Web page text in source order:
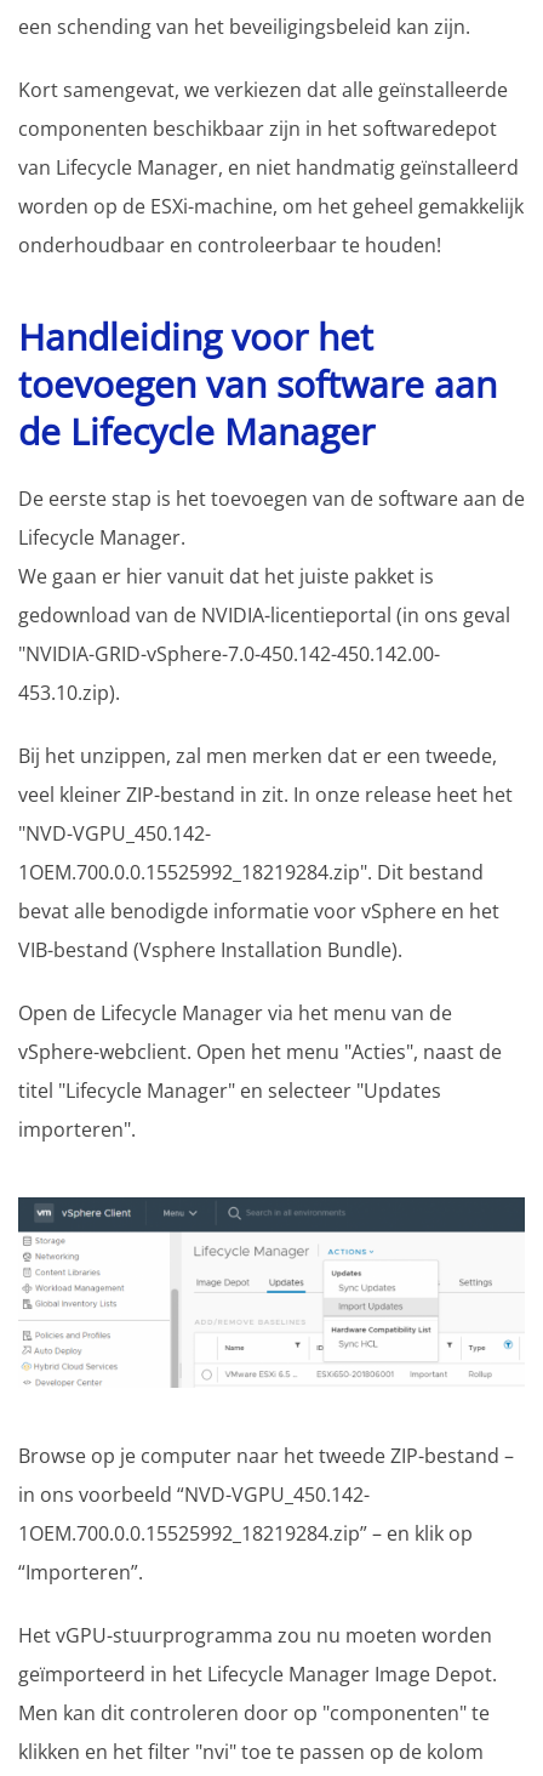
een schending van het beveiligingsbeleid kan zijn.
Kort samengevat, we verkiezen dat alle geïnstalleerde
componenten beschikbaar zijn in het softwaredepot
van Lifecycle Manager, en niet handmatig geïnstalleerd
worden op de ESXi-machine, om het geheel gemakkelijk
onderhoudbaar en controleerbaar te houden!
Handleiding voor het
toevoegen van software aan
de Lifecycle Manager
De eerste stap is het toevoegen van de software aan de
Lifecycle Manager.
We gaan er hier vanuit dat het juiste pakket is
gedownload van de NVIDIA-licentieportal (in ons geval
"NVIDIA-GRID-vSphere-7.0-450.142-450.142.00-
453.10.zip).
Bij het unzippen, zal men merken dat er een tweede,
veel kleiner ZIP-bestand in zit. In onze release heet het
"NVD-VGPU_450.142-
1OEM.700.0.0.15525992_18219284.zip". Dit bestand
bevat alle benodigde informatie voor vSphere en het
VIB-bestand (Vsphere Installation Bundle).
Open de Lifecycle Manager via het menu van de
vSphere-webclient. Open het menu "Acties", naast de
titel "Lifecycle Manager" en selecteer "Updates
importeren".
Browse op je computer naar het tweede ZIP-bestand –
in ons voorbeeld “NVD-VGPU_450.142-
1OEM.700.0.0.15525992_18219284.zip” – en klik op
“Importeren”.
Het vGPU-stuurprogramma zou nu moeten worden
geïmporteerd in het Lifecycle Manager Image Depot.
Men kan dit controleren door op "componenten" te
klikken en het filter "nvi" toe te passen op de kolom